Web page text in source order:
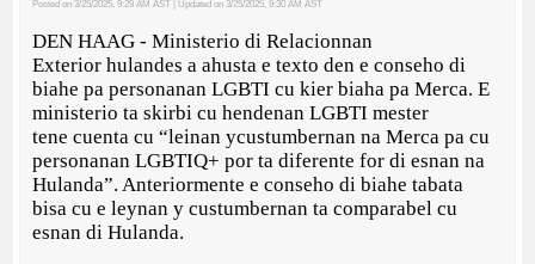
Posted on 3/25/2025, 9:29 AM AST | Updated on 3/25/2025, 9:30 AM AST
DEN HAAG - Ministerio di Relacionnan
Exterior hulandes a ahusta e texto den e conseho di
biahe pa personanan LGBTI cu kier biaha pa Merca. E
ministerio ta skirbi cu hendenan LGBTI mester
tene cuenta cu “leinan ycustumbernan na Merca pa cu
personanan LGBTIQ+ por ta diferente for di esnan na
Hulanda”. Anteriormente e conseho di biahe tabata
bisa cu e leynan y custumbernan ta comparabel cu
esnan di Hulanda.